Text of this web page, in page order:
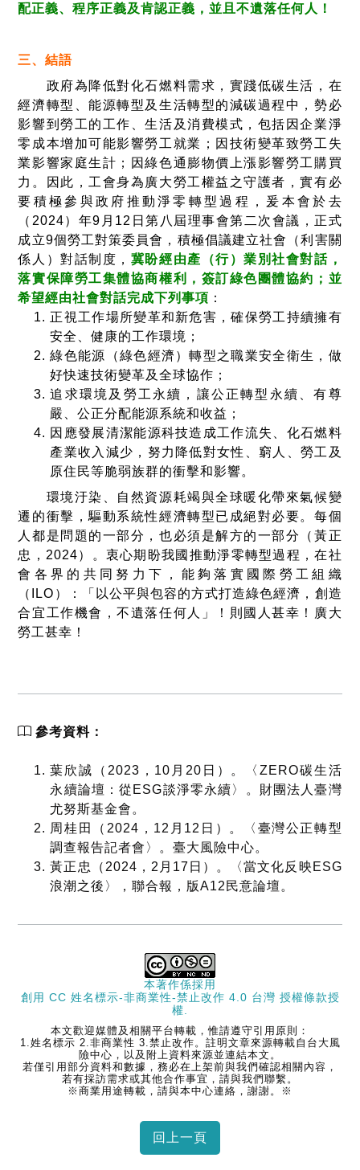
配正義、程序正義及肯認正義，並且不遺落任何人！
三、結語
政府為降低對化石燃料需求，實踐低碳生活，在
經濟轉型、能源轉型及生活轉型的減碳過程中，勢必
影響到勞工的工作、生活及消費模式，包括因企業淨
零成本增加可能影響勞工就業；因技術變革致勞工失
業影響家庭生計；因綠色通膨物價上漲影響勞工購買
力。因此，工會身為廣大勞工權益之守護者，實有必
要積極參與政府推動淨零轉型過程，爰本會於去
（2024）年9 月 12 日第八屆理事會第二次會議，正式
成立9個勞工對策委員會，積極倡議建立社會（利害關
係人）對話制度， 冀盼經由產（行）業別社會對話，
落實保障勞工集體協商權利，簽訂綠色團體協約；並
希望經由社會對話完成下列事項 ：
正視工作場所變革和新危害，確保勞工持續擁有
安全、健康的工作環境；
綠色能源（綠色經濟）轉型之職業安全衛生，做
好快速技術變革及全球協作；
追求環境及勞工永續，讓公正轉型永續、有尊
嚴、公正分配能源系統和收益；
因應發展清潔能源科技造成工作流失、化石燃料
產業收入減少，努力降低對女性、窮人、勞工及
原住民等脆弱族群的衝擊和影響。
環境汙染、自然資源耗竭與全球暖化帶來氣候變
遷的衝擊，驅動系統性經濟轉型已成絕對必要。每個
人都是問題的一部分，也必須是解方的一部分（黃正
忠， 2024）。衷心期盼我國推動淨零轉型過程，在社
會各界的共同努力下，能夠落實國際勞工組織
（
ILO ）：「以公平與包容的方式打造綠色經濟，創造
合宜工作機會，不遺落任何人」！則國人甚幸！廣大
勞工甚幸！
參考資料：
葉欣誠（ 2023 ， 10 月 20 日）。〈ZERO碳生活
永續論壇：從 ESG談淨零永續〉。財團法人臺灣
尤努斯基金會。
周桂田（ 2024 ， 12 月 12 日）。〈臺灣公正轉型
調查報告記者會〉。臺大風險中心。
黃正忠（ 2024 ， 2 月 17 日）。〈當文化反映 ESG
浪潮之後〉，聯合報，版A12 民意論壇。
本著作係採用
創用 CC 姓名標示-非商業性-禁止改作 4.0 台灣 授權條款授
權.
本文歡迎媒體及相關平台轉載，惟請遵守引用原則：
1.姓名標示 2.非商業性 3.禁止改作。註明文章來源轉載自台大風
險中心，以及附上資料來源並連結本文。
若僅引用部分資料和數據，務必在上架前與我們確認相關內容，
若有採訪需求或其他合作事宜，請與我們聯繫。
※商業用途轉載，請與本中心連絡，謝謝。※